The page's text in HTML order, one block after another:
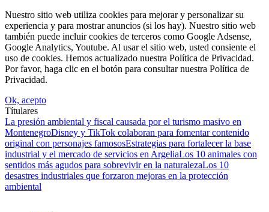
Nuestro sitio web utiliza cookies para mejorar y personalizar su
experiencia y para mostrar anuncios (si los hay). Nuestro sitio web
también puede incluir cookies de terceros como Google Adsense,
Google Analytics, Youtube. Al usar el sitio web, usted consiente el
uso de cookies. Hemos actualizado nuestra Política de Privacidad.
Por favor, haga clic en el botón para consultar nuestra Política de
Privacidad.
Ok, acepto
Títulares
La presión ambiental y fiscal causada por el turismo masivo en
MontenegroDisney y TikTok colaboran para fomentar contenido
original con personajes famososEstrategias para fortalecer la base
industrial y el mercado de servicios en ArgeliaLos 10 animales con
sentidos más agudos para sobrevivir en la naturalezaLos 10
desastres industriales que forzaron mejoras en la protección
ambiental